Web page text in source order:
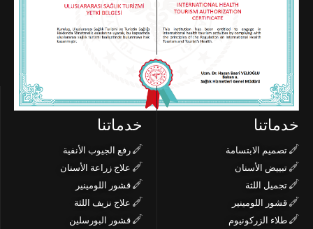
خدماتنا
تصميم الابتسامة
تبييض الأسنان
تجميل اللثة
قشور اللومينير
طلاء الزركونيوم
خدماتنا
رفع الجيوب الأنفية
علاج زراعة الأسنان
قشور اللومينير
علاج نزيف اللثة
قشور البورسلين